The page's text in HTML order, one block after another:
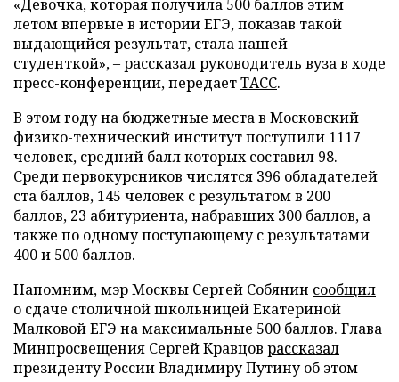
«Девочка, которая получила 500 баллов этим
летом впервые в истории ЕГЭ, показав такой
выдающийся результат, стала нашей
студенткой», – рассказал руководитель вуза в ходе
пресс-конференции, передаетТАСС.
В этом году на бюджетные места в Московский
физико-технический институт поступили 1117
человек, средний балл которых составил 98.
Среди первокурсников числятся 396 обладателей
ста баллов, 145 человек с результатом в 200
баллов, 23 абитуриента, набравших 300 баллов, а
также по одному поступающему с результатами
400 и 500 баллов.
Напомним, мэр Москвы Сергей Собянин сообщил
о сдаче столичной школьницей Екатериной
Малковой ЕГЭ на максимальные 500 баллов. Глава
Минпросвещения Сергей Кравцов рассказал
президенту России Владимиру Путину об этом